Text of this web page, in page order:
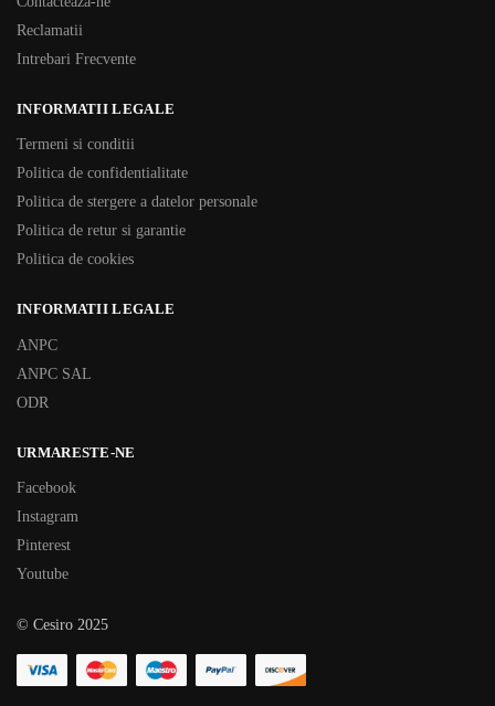
Reclamatii
Intrebari Frecvente
INFORMATII LEGALE
Termeni si conditii
Politica de confidentialitate
Politica de stergere a datelor personale
Politica de retur si garantie
Politica de cookies
INFORMATII LEGALE
ANPC
ANPC SAL
ODR
URMARESTE-NE
Facebook
Instagram
Pinterest
Youtube
© Cesiro 2025